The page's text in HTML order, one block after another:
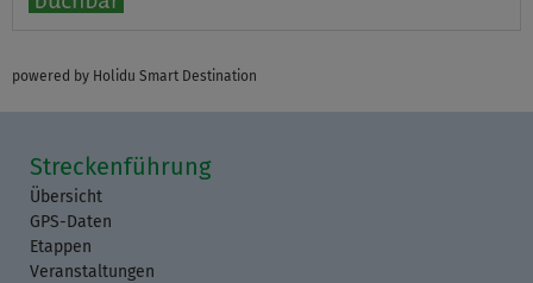
powered by Holidu Smart Destination
Streckenführung
Übersicht
GPS-Daten
Etappen
Veranstaltungen